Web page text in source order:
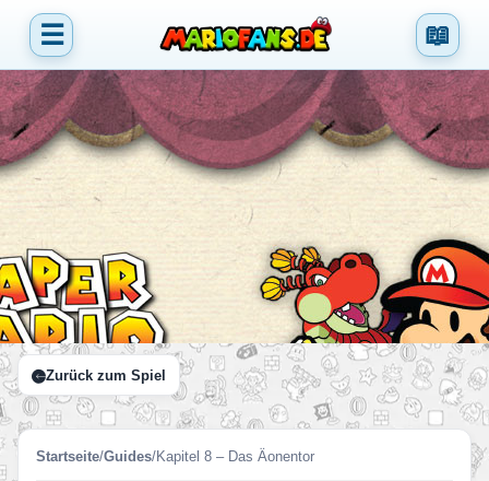
☰ 📖
Zurück zum Spiel
Startseite/Guides/Kapitel 8 – Das Äonentor